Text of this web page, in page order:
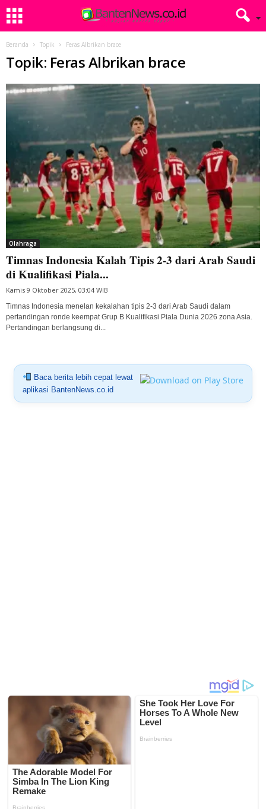
Beranda Topik Feras Albrikan brace
Topik: Feras Albrikan brace
Olahraga
Timnas Indonesia Kalah Tipis 2-3 dari Arab Saudi
di Kualifikasi Piala...
Kamis 9 Oktober 2025, 03:04 WIB
Timnas Indonesia menelan kekalahan tipis 2-3 dari Arab Saudi dalam
pertandingan ronde keempat Grup B Kualifikasi Piala Dunia 2026 zona Asia.
Pertandingan berlangsung di...
Baca berita lebih cepat lewat
aplikasi BantenNews.co.id